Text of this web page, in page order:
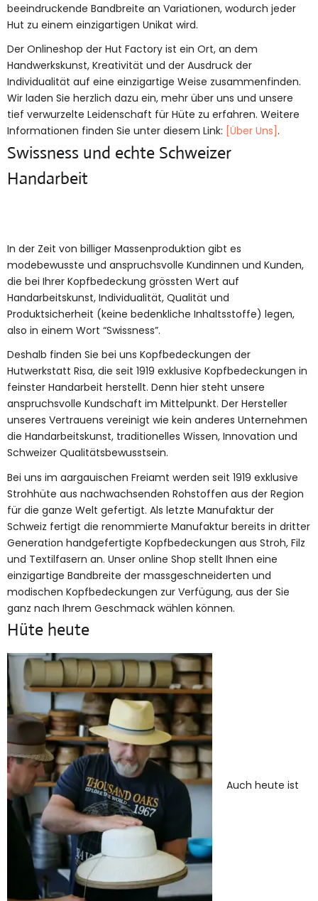
beeindruckende Bandbreite an Variationen, wodurch jeder
Hut zu einem einzigartigen Unikat wird.
Der Onlineshop der Hut Factory ist ein Ort, an dem
Handwerkskunst, Kreativität und der Ausdruck der
Individualität auf eine einzigartige Weise zusammenfinden.
Wir laden Sie herzlich dazu ein, mehr über uns und unsere
tief verwurzelte Leidenschaft für Hüte zu erfahren. Weitere
Informationen finden Sie unter diesem Link: [Über Uns] .
Swissness und echte Schweizer
Handarbeit
In der Zeit von billiger Massenproduktion gibt es
modebewusste und anspruchsvolle Kundinnen und Kunden,
die bei Ihrer Kopfbedeckung grössten Wert auf
Handarbeitskunst, Individualität, Qualität und
Produktsicherheit (keine bedenkliche Inhaltsstoffe) legen,
also in einem Wort “Swissness”.
Deshalb finden Sie bei uns Kopfbedeckungen der
Hutwerkstatt Risa, die seit 1919 exklusive Kopfbedeckungen in
feinster Handarbeit herstellt. Denn hier steht unsere
anspruchsvolle Kundschaft im Mittelpunkt. Der Hersteller
unseres Vertrauens vereinigt wie kein anderes Unternehmen
die Handarbeitskunst, traditionelles Wissen, Innovation und
Schweizer Qualitätsbewusstsein.
Bei uns im aargauischen Freiamt werden seit 1919 exklusive
Strohhüte aus nachwachsenden Rohstoffen aus der Region
für die ganze Welt gefertigt. Als letzte Manufaktur der
Schweiz fertigt die renommierte Manufaktur bereits in dritter
Generation handgefertigte Kopfbedeckungen aus Stroh, Filz
und Textilfasern an. Unser online Shop stellt Ihnen eine
einzigartige Bandbreite der massgeschneiderten und
modischen Kopfbedeckungen zur Verfügung, aus der Sie
ganz nach Ihrem Geschmack wählen können.
Hüte heute
Auch heute ist